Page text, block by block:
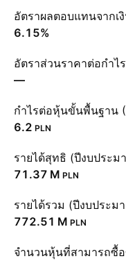
อัตราผลตอบแทนจากเ
6.15%
อัตราส่วนราคาต่อกำไ
—
กำไรต่อหุ้นขั้นพื้นฐาน
6.2 PLN
รายได้สุทธิ (ปีงบประม
‪71.37 M‬ PLN
รายได้รวม (ปีงบประม
‪772.51 M‬ PLN
จำนวนหุ้นที่สามารถซื้